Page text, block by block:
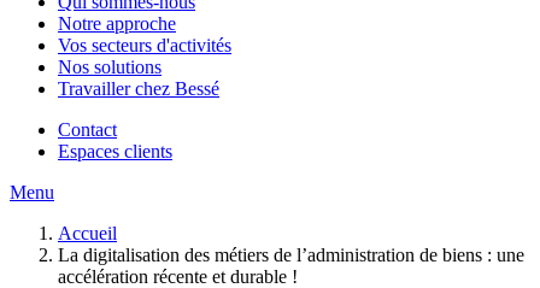
Notre approche
Vos secteurs d'activités
Nos solutions
Travailler chez Bessé
Contact
Espaces clients
Menu
Accueil
La digitalisation des métiers de l’administration de biens : une
accélération récente et durable !